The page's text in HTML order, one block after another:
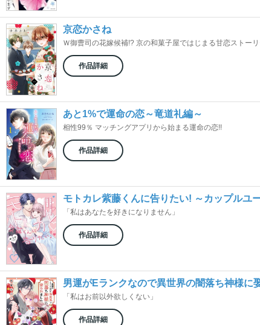
京恋かさね
Ｗ御曹司の花嫁候補!? 京の和菓子屋ではじまる甘恋ストー
作品詳細
あと1%で運命の恋～竜道礼編～
相性99％ マッチングアプリから始まる運命の恋!!
作品詳細
モトカレ紫藤くんに告りたい! ～カップルユ
「私はあなたを好きになりません」
作品詳細
男運がEランクなので異世界の闇落ち神様に
「私はお前以外欲しくない」
作品詳細